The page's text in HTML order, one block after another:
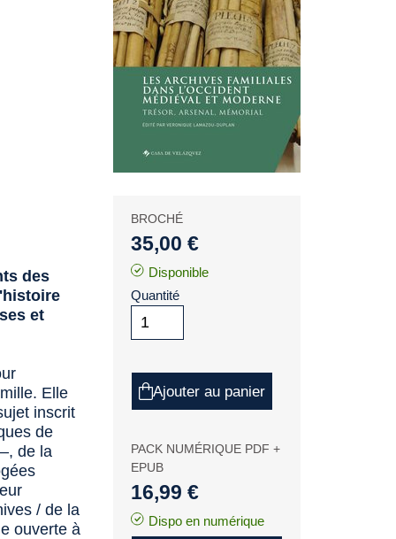
des
et
Elle
inscrit
de
de la
/ de la
ouverte à
BROCHÉ
35,00 €
Disponible
Quantité
Ajouter au panier
PACK NUMÉRIQUE PDF +
EPUB
16,99 €
Dispo en numérique